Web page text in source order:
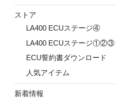
ストア
LA400 ECUステージ④
LA400 ECUステージ①②③
ECU誓約書ダウンロード
人気アイテム
新着情報